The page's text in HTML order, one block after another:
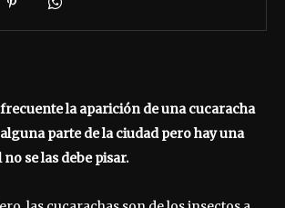
frecuente la aparición de una cucaracha
parte de la ciudad pero hay una
se las debe pisar.